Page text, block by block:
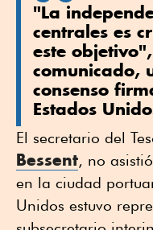
"La
centrales es
este
comunicado,
consenso
Estados
El secretario del
Bessent, no
en la ciudad
Unidos estuvo